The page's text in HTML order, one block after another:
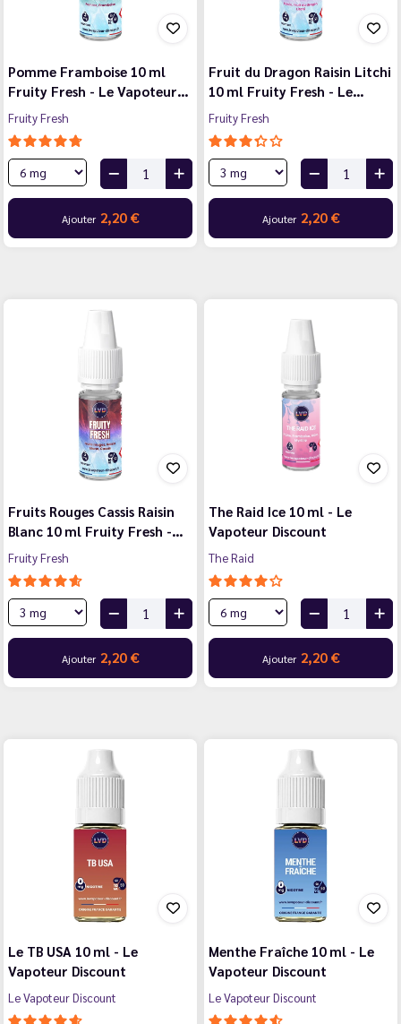
Pomme Framboise 10 ml
Fruity Fresh - Le Vapoteur…
Fruity Fresh
Ajouter 2,20 €
Fruit du Dragon Raisin Litchi
10 ml Fruity Fresh - Le…
Fruity Fresh
Ajouter 2,20 €
Fruits Rouges Cassis Raisin
Blanc 10 ml Fruity Fresh -…
Fruity Fresh
Ajouter 2,20 €
The Raid Ice 10 ml - Le
Vapoteur Discount
The Raid
Ajouter 2,20 €
Le TB USA 10 ml - Le
Vapoteur Discount
Le Vapoteur Discount
Menthe Fraîche 10 ml - Le
Vapoteur Discount
Le Vapoteur Discount